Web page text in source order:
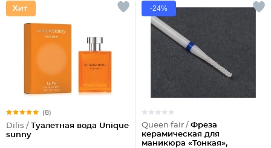
(8)
Dilis / Туалетная вода Unique
sunny
-24%
Queen fair / Фреза
керамическая для
маникюра «Тонкая»,